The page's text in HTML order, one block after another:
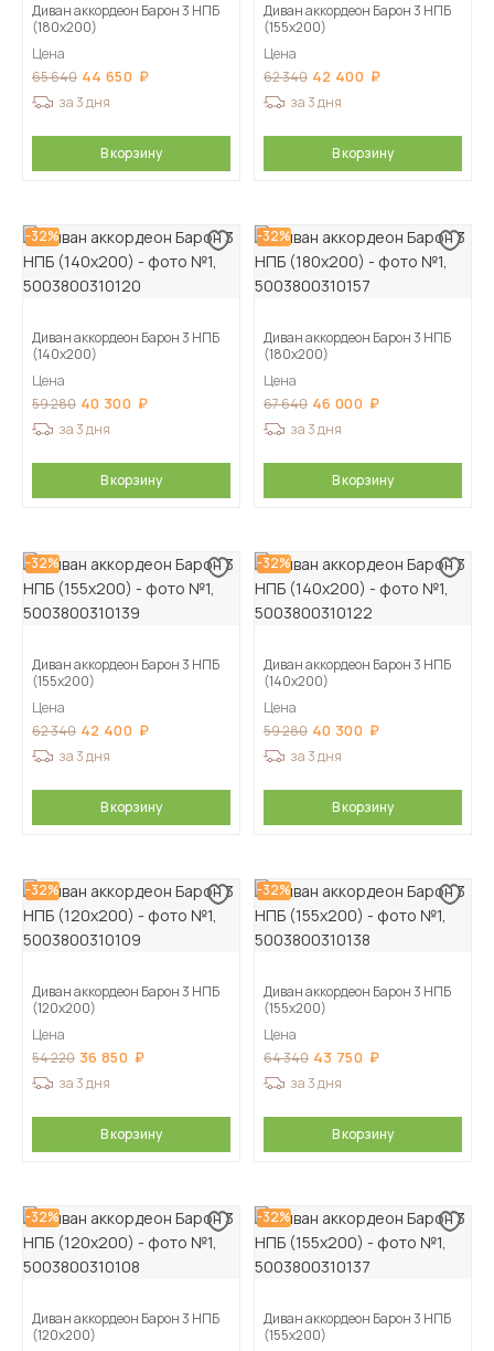
Диван аккордеон Барон 3 НПБ
(180х200)
Цена
65 640 44 650
за 3 дня
В корзину
Диван аккордеон Барон 3 НПБ
(155х200)
Цена
62 340 42 400
за 3 дня
В корзину
-32%
Диван аккордеон Барон 3 НПБ
(140х200)
Цена
59 280 40 300
за 3 дня
В корзину
-32%
Диван аккордеон Барон 3 НПБ
(180х200)
Цена
67 640 46 000
за 3 дня
В корзину
-32%
Диван аккордеон Барон 3 НПБ
(155х200)
Цена
62 340 42 400
за 3 дня
В корзину
-32%
Диван аккордеон Барон 3 НПБ
(140х200)
Цена
59 280 40 300
за 3 дня
В корзину
-32%
Диван аккордеон Барон 3 НПБ
(120х200)
Цена
54 220 36 850
за 3 дня
В корзину
-32%
Диван аккордеон Барон 3 НПБ
(155х200)
Цена
64 340 43 750
за 3 дня
В корзину
-32%
Диван аккордеон Барон 3 НПБ
(120х200)
-32%
Диван аккордеон Барон 3 НПБ
(155х200)